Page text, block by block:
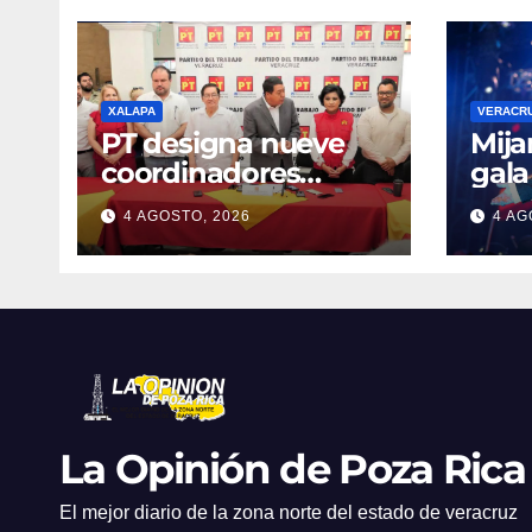
XALAPA
PT designa nueve
coordinadores
regionales para
fortalecer su
estructura rumbo a
4 AGOSTO, 2026 4
La Opinión de Poza Rica
El mejor diario de la zona norte del estado de veracruz